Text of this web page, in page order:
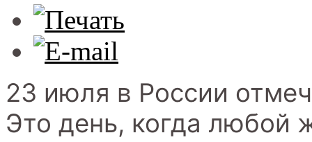
23 июля в России
Это день, когда любой